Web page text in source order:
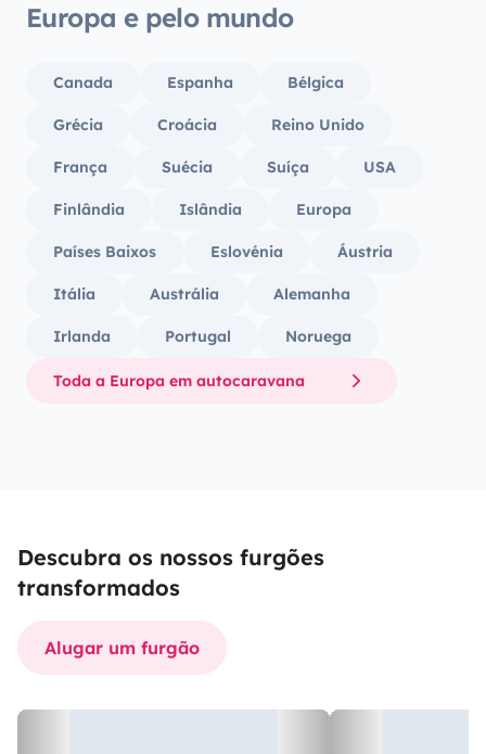
Europa e pelo mundo
Canada Espanha Bélgica
Grécia Croácia Reino Unido
França Suécia Suíça USA
Finlândia Islândia Europa
Países Baixos Eslovénia Áustria
Itália Austrália Alemanha
Irlanda Portugal Noruega
Toda a Europa em autocaravana
Descubra os nossos furgões
transformados
Alugar um furgão